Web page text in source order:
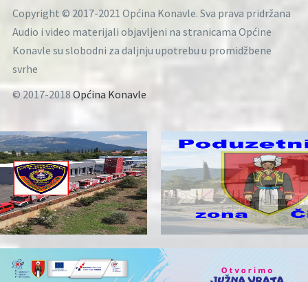
Copyright © 2017-2021 Općina Konavle. Sva prava pridržana
Audio i video materijali objavljeni na stranicama Općine
Konavle su slobodni za daljnju upotrebu u promidžbene
svrhe
© 2017-2018 Općina Konavle